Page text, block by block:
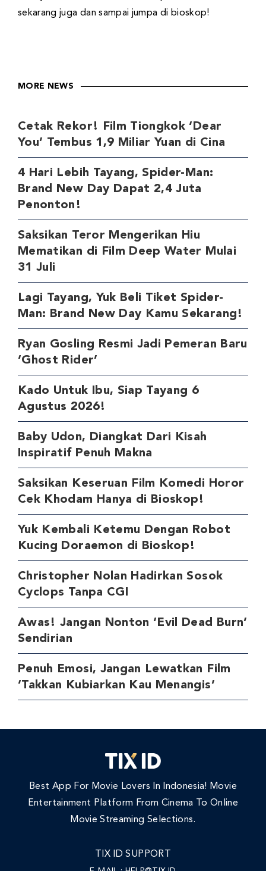
sekarang juga dan sampai jumpa di bioskop!
MORE NEWS
Cetak Rekor! Film Tiongkok ‘Dear
You’ Tembus 1,9 Miliar Yuan di Cina
4 Hari Lebih Tayang, Spider-Man:
Brand New Day Dapat 2,4 Juta
Penonton!
Saksikan Teror Mengerikan Hiu
Mematikan di Film Deep Water Mulai
31 Juli
Lagi Tayang, Yuk Beli Tiket Spider-
Man: Brand New Day Kamu Sekarang!
Ryan Gosling Resmi Jadi Pemeran Baru
‘Ghost Rider’
Kado Untuk Ibu, Siap Tayang 6
Agustus 2026!
Baby Udon, Diangkat Dari Kisah
Inspiratif Penuh Makna
Saksikan Keseruan Film Komedi Horor
Cek Khodam Hanya di Bioskop!
Yuk Kembali Ketemu Dengan Robot
Kucing Doraemon di Bioskop!
Christopher Nolan Hadirkan Sosok
Cyclops Tanpa CGI
Awas! Jangan Nonton ‘Evil Dead Burn’
Sendirian
Penuh Emosi, Jangan Lewatkan Film
‘Takkan Kubiarkan Kau Menangis’
Best App For Movie Lovers In Indonesia! Movie
Entertainment Platform From Cinema To Online
Movie Streaming Selections.
TIX ID SUPPORT